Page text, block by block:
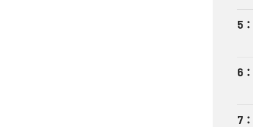
5 ：
6 ：
7 ：